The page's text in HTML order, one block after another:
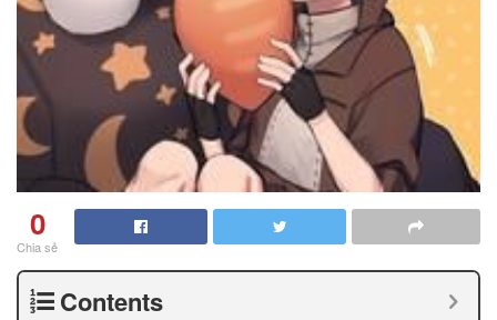
0
Chia sẻ
Contents